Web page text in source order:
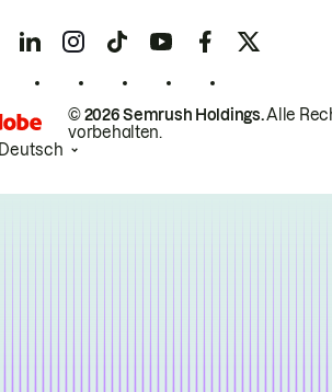
© 2026 Semrush Holdings.Alle
vorbehalten.
Deutsch